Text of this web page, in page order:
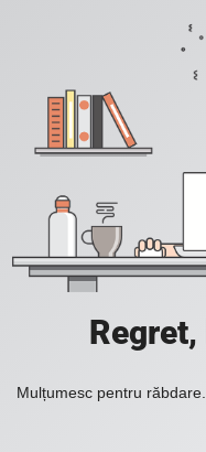
Mulțumesc pentru